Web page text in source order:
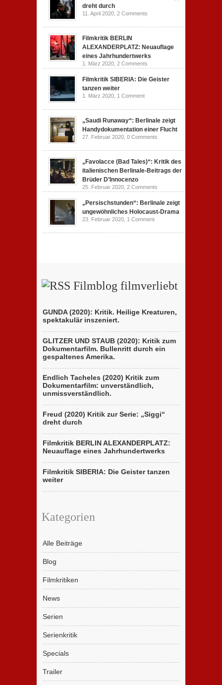
dreht durch
11. April 2020, 2 Comments
Filmkritik BERLIN
ALEXANDERPLATZ: Neuauflage
eines Jahrhundertwerks
1. März 2020, 2 Comments
Filmkritik SIBERIA: Die Geister
tanzen weiter
1. März 2020, 1 Comment
„Saudi Runaway“: Berlinale zeigt
Handydokumentation einer Flucht
27. Februar 2020, 0 Comments
„Favolacce (Bad Tales)“: Kritik des
italienischen Berlinale-Beitrags der
Brüder D’Innocenzo
25. Februar 2020, 2 Comments
„Persischstunden“: Berlinale zeigt
ungewöhnliches Holocaust-Drama
23. Februar 2020, 1 Comment
Filmblog filmverliebt
GUNDA (2020): Kritik. Heilige Kreaturen,
spektakulär inszeniert.
GLITZER UND STAUB (2020): Kritik zum
Dokumentarfilm. Bullenritt durch ein
gespaltenes Amerika.
Endlich Tacheles (2020) Kritik zum
Dokumentarfilm: unverständlich,
unmissverständlich.
Freud (2020) Kritik zur Serie: „Siggi“
dreht durch
Filmkritik BERLIN ALEXANDERPLATZ:
Neuauflage eines Jahrhundertwerks
Filmkritik SIBERIA: Die Geister tanzen
weiter
Kategorien
Alle Beiträge
Blog
Filmkritiken
News
Serien
Serienkritik
Specials
Trailer